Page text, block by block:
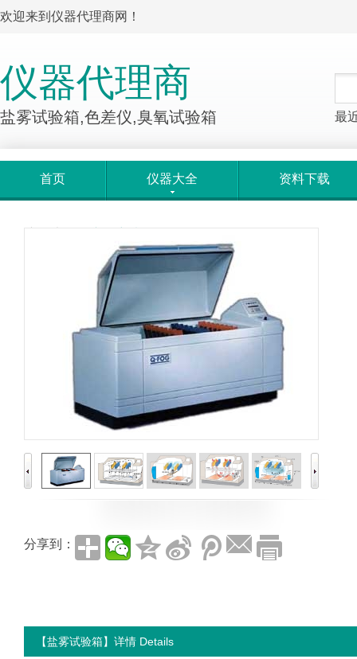
欢迎来到仪器代理商网！
仪器代理商
盐雾试验箱,色差仪,臭氧试验箱 最
首页 仪器大全 资料下载
分享到：
【盐雾试验箱】详情 Details